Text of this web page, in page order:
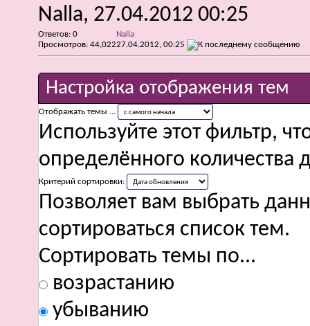
Nalla, 27.04.2012 00:25
Ответов: 0
Просмотров: 44,022
Nalla
27.04.2012, 00:25
Настройка отображения тем
Отображать темы ...
Используйте этот фильтр,
определённого количества
Критерий сортировки:
Позволяет вам выбрать
сортироваться список тем.
Сортировать темы по...
возрастанию
убыванию